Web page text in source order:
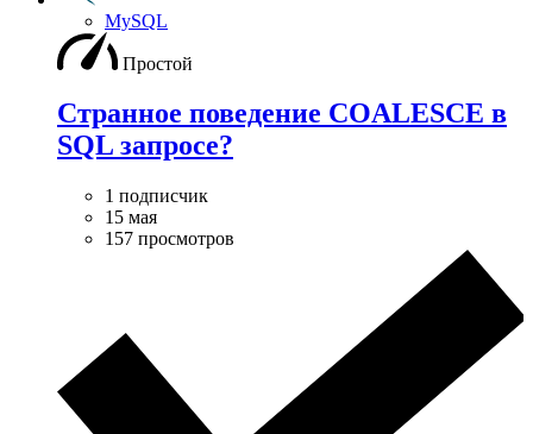
MySQL
Простой
Странное поведение COALESCE в
SQL запросе?
1 подписчик
15 мая
157 просмотров